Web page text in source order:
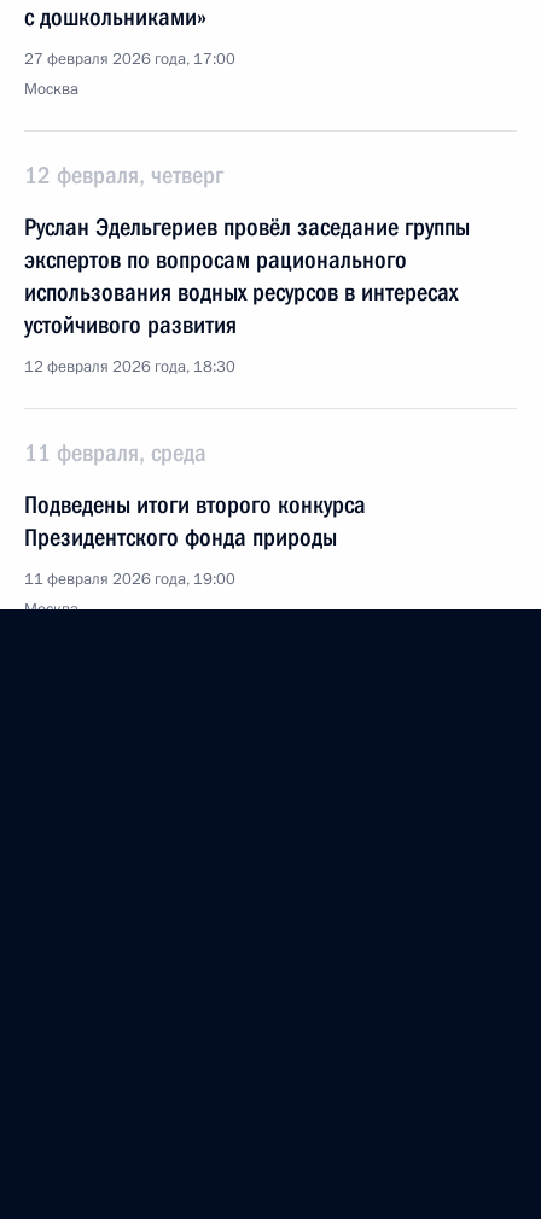
с дошкольниками»
27 февраля 2026 года, 17:00
Москва
12 февраля, четверг
Руслан Эдельгериев провёл заседание группы
экспертов по вопросам рационального
использования водных ресурсов в интересах
устойчивого развития
12 февраля 2026 года, 18:30
11 февраля, среда
Подведены итоги второго конкурса
Президентского фонда природы
11 февраля 2026 года, 19:00
Москва